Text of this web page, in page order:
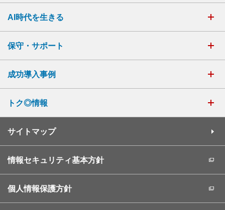
AI時代を生きる
保守・サポート
成功導入事例
トク◎情報
サイトマップ
情報セキュリティ基本方針
個人情報保護方針